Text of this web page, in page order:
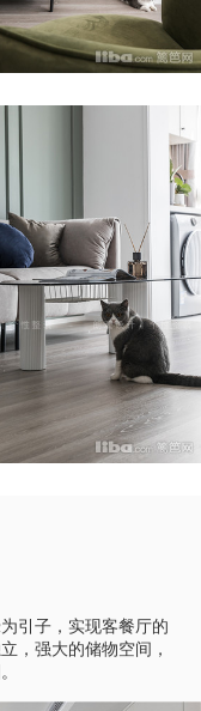
引子，实现客餐厅的
，强大的储物空间，